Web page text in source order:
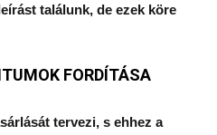
találunk, de ezek köre
FORDÍTÁSA
tervezi, s ehhez a